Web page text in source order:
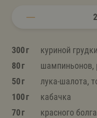
2
300 г
куриной грудки
80 г
шампиньонов,
50 г
лука-шалота,
100 г
кабачка
70 г
красного